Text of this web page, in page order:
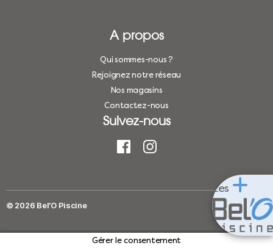
Les
A propos
Qui sommes-nous ?
Rejoignez notre réseau
Nos magasins
Contactez-nous
Suivez-nous
© 2026 Bel’O Piscine Haut ↑
Gérer le consentement